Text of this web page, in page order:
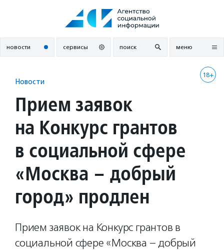
новости сервисы поиск меню
18+
Новости
Прием заявок
на Конкурс грантов
в социальной сфере
«Москва – добрый
город» продлен
Прием заявок на Конкурс грантов в
социальной сфере «Москва – добрый